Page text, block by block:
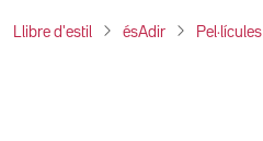
Llibre d'estil ésAdir Pel·lícules